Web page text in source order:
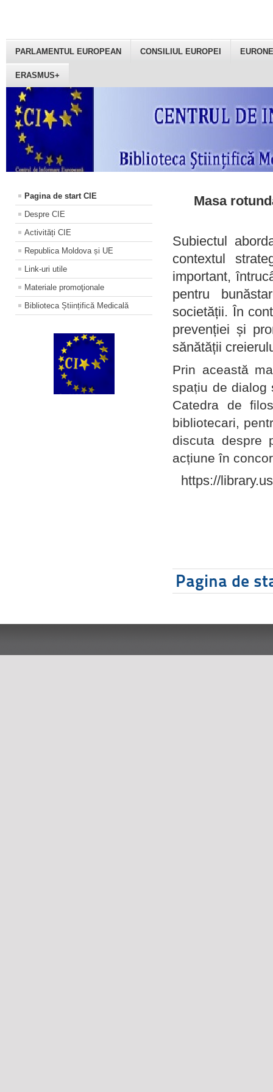
PARLAMENTUL EUROPEAN CONSILIUL EUROPEI
ERASMUS+
Pagina de start CIE
Despre CIE
Activități CIE
Republica Moldova și UE
Link-uri utile
Materiale promoţionale
Biblioteca Științifică Medicală
Masa
Subiectul
contextul
important,
pentru
societății. În
prevenției și
sănătății
Prin această
spațiu de dialog
Catedra de
bibliotecari,
discuta despre
acțiune în
https://
Pagina de